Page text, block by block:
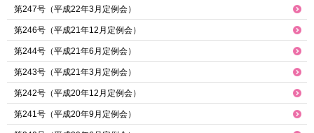
第247号（平成22年3月定例会）
第246号（平成21年12月定例会）
第244号（平成21年6月定例会）
第243号（平成21年3月定例会）
第242号（平成20年12月定例会）
第241号（平成20年9月定例会）